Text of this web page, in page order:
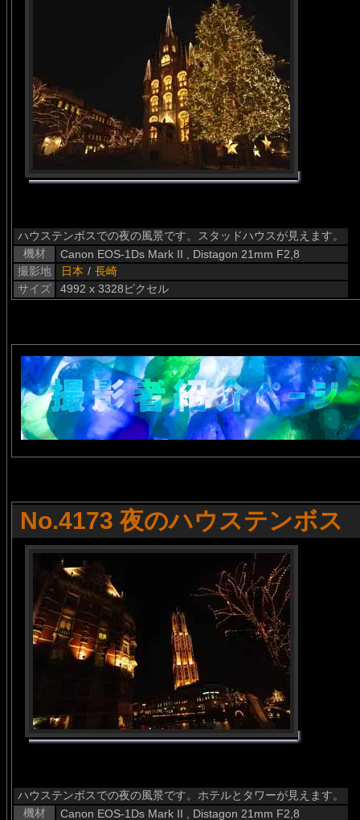
ハウステンボスでの夜の風景です。スタッドハウスが見えます。
機材
Canon EOS-1Ds Mark II , Distagon 21mm F2,8
撮影地
日本 / 長崎
サイズ
4992 x 3328ピクセル
No.4173 夜のハウステンボス
ハウステンボスでの夜の風景です。ホテルとタワーが見えます。
機材
Canon EOS-1Ds Mark II , Distagon 21mm F2,8